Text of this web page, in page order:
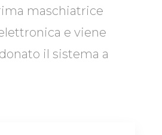
maschiatrice
e viene
il sistema a